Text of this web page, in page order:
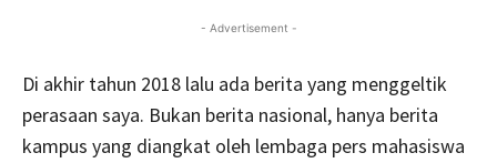
- Advertisement -
Di akhir tahun 2018 lalu ada berita yang menggeltik
perasaan saya. Bukan berita nasional, hanya berita
kampus yang diangkat oleh lembaga pers mahasiswa